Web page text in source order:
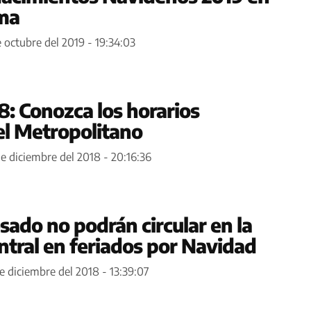
octubre del 2019 - 19:34:03
Conozca los horarios
Metropolitano
diciembre del 2018 - 20:16:36
no podrán circular en la
en feriados por Navidad
diciembre del 2018 - 13:39:07